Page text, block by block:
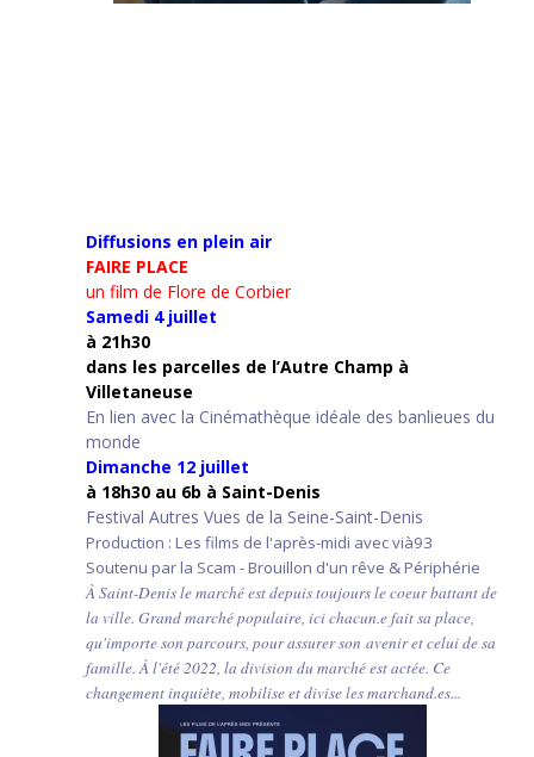
Diffusions en plein air
FAIRE PLACE
un film de Flore de Corbier
Samedi 4 juillet
à 21h30
dans les parcelles de l’Autre Champ à
Villetaneuse
En lien avec la Cinémathèque idéale des banlieues du
monde
Dimanche 12 juillet
à 18h30 au 6b à Saint-Denis
Festival Autres Vues de la Seine-Saint-Denis
Production : Les films de l'après-midi avec vià93
Soutenu par la Scam - Brouillon d'un rêve & Périphérie
À Saint-Denis le marché est depuis toujours le coeur battant de
la ville. Grand marché populaire, ici chacun.e fait sa place,
qu'importe son parcours, pour assurer son avenir et celui de sa
famille. À l'été 2022, la division du marché est actée. Ce
changement inquiète, mobilise et divise les marchand.es...